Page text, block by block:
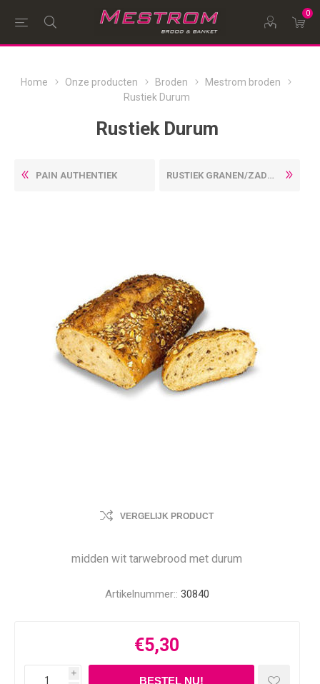
0
Home Onze producten Broden
Mestrom broden
Rustiek Durum
Rustiek Durum
PAIN AUTHENTIEK RUSTIEK GRANEN/ZADEN
VERGELIJK PRODUCT
midden wit tarwebrood met durum
Artikelnummer:: 30840
€5,30
i